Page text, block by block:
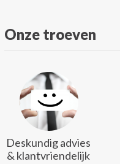
Onze troeven
Deskundig advies
& klantvriendelijk